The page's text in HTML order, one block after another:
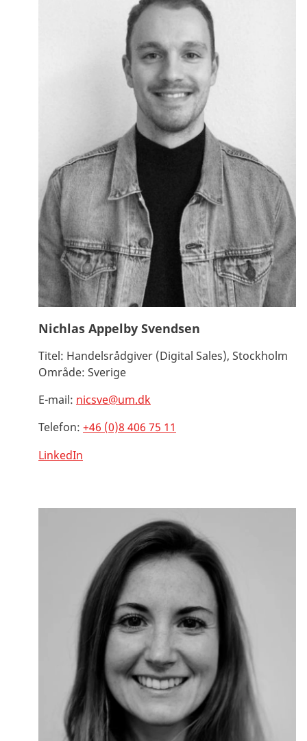
Nichlas Appelby Svendsen
Titel: Handelsrådgiver (Digital Sales), Stockholm
Område: Sverige
E-mail: nicsve@um.dk
Telefon: +46 (0)8 406 75 11
LinkedIn